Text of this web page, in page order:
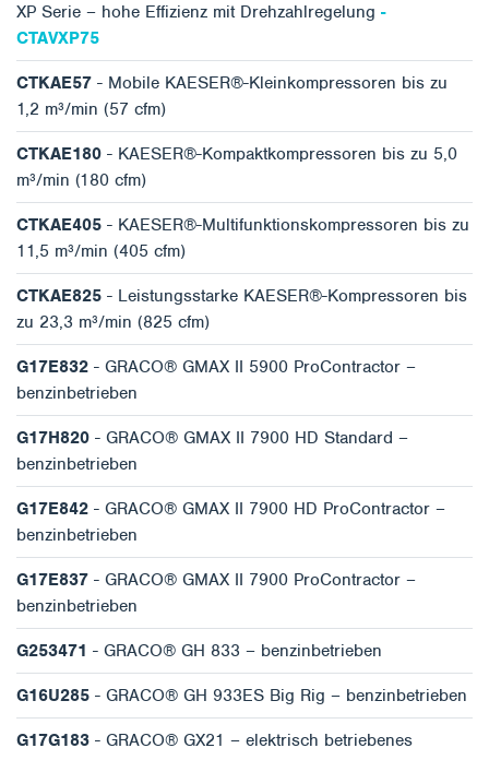
XP Serie – hohe Effizienz mit Drehzahlregelung -
CTAVXP75
CTKAE57 - Mobile KAESER®-Kleinkompressoren bis zu
1,2 m³/min (57 cfm)
CTKAE180 - KAESER®-Kompaktkompressoren bis zu 5,0
m³/min (180 cfm)
CTKAE405 - KAESER®-Multifunktionskompressoren bis zu
11,5 m³/min (405 cfm)
CTKAE825 - Leistungsstarke KAESER®-Kompressoren bis
zu 23,3 m³/min (825 cfm)
G17E832 - GRACO® GMAX II 5900 ProContractor –
benzinbetrieben
G17H820 - GRACO® GMAX II 7900 HD Standard –
benzinbetrieben
G17E842 - GRACO® GMAX II 7900 HD ProContractor –
benzinbetrieben
G17E837 - GRACO® GMAX II 7900 ProContractor –
benzinbetrieben
G253471 - GRACO® GH 833 – benzinbetrieben
G16U285 - GRACO® GH 933ES Big Rig – benzinbetrieben
G17G183 - GRACO® GX21 – elektrisch betriebenes